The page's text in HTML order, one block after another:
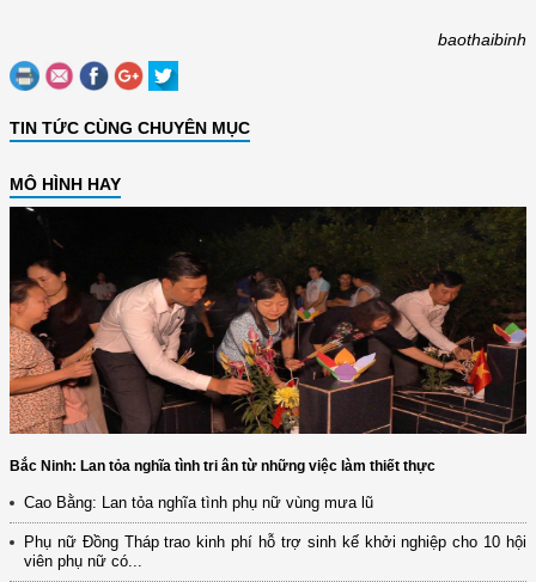
baothaibinh
TIN TỨC CÙNG CHUYÊN MỤC
MÔ HÌNH HAY
Bắc Ninh: Lan tỏa nghĩa tình tri ân từ những việc làm thiết thực
Cao Bằng: Lan tỏa nghĩa tình phụ nữ vùng mưa lũ
Phụ nữ Đồng Tháp trao kinh phí hỗ trợ sinh kế khởi nghiệp cho 10 hội
viên phụ nữ có...